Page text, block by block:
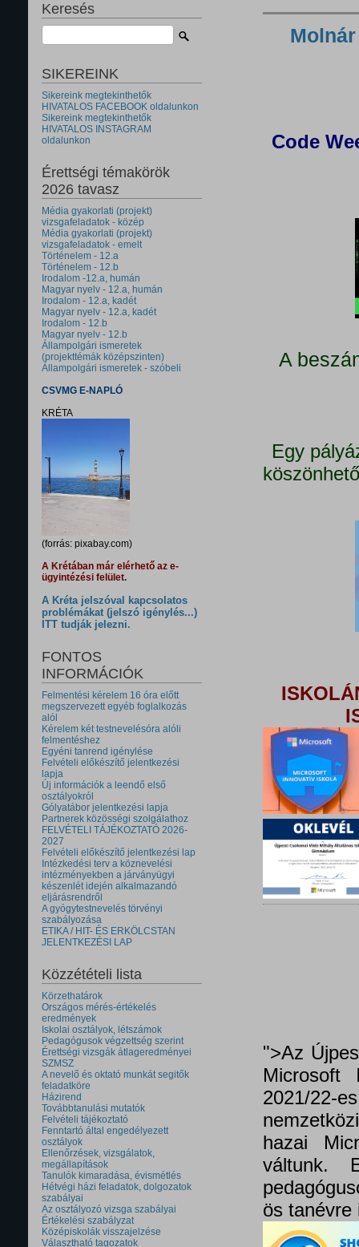
Keresés
SIKEREINK
Sikereink megtekinthetők
HIVATALOS FACEBOOK oldalunkon
Sikereink megtekinthetők
HIVATALOS INSTAGRAM
oldalunkon
Érettségi témakörök
2026 tavasz
Média gyakorlati (projekt)
vizsgafeladatok - közép
Média gyakorlati (projekt)
vizsgafeladatok - emelt
Történelem - 12.a
Történelem - 12.b
Irodalom -12.a, humán
Magyar nyelv - 12.a, humán
Irodalom - 12.a, kadét
Magyar nyelv - 12.a, kadét
Irodalom - 12.b
Magyar nyelv - 12.b
Állampolgári ismeretek
(projekttémák középszinten)
Állampolgári ismeretek - szóbeli
CSVMG E-NAPLÓ
KRÉTA
(forrás: pixabay.com)
A Krétában már elérhető az e-
ügyintézési felület.
A Kréta jelszóval kapcsolatos
problémákat (jelszó igénylés...)
ITT tudják jelezni.
FONTOS
INFORMÁCIÓK
Felmentési kérelem 16 óra előtt
megszervezett egyéb foglalkozás
alól
Kérelem két testnevelésóra alóli
felmentéshez
Egyéni tanrend igénylése
Felvételi előkészítő jelentkezési
lapja
Új információk a leendő első
osztályokról
Gólyatábor jelentkezési lapja
Partnerek közösségi szolgálathoz
FELVÉTELI TÁJÉKOZTATÓ 2026-
2027
Felvételi előkészítő jelentkezési lap
Intézkedési terv a köznevelési
intézményekben a járványügyi
készenlét idején alkalmazandó
eljárásrendről
A gyógytestnevelés törvényi
szabályozása
ETIKA / HIT- ÉS ERKÖLCSTAN
JELENTKEZÉSI LAP
Közzétételi lista
Körzethatárok
Országos mérés-értékelés
eredmények
Iskolai osztályok, létszámok
Pedagógusok végzettség szerint
Érettségi vizsgák átlageredményei
SZMSZ
A nevelő és oktató munkát segitők
feladatköre
Házirend
Továbbtanulási mutatók
Felvételi tájékoztató
Fenntartó által engedélyezett
osztályok
Ellenőrzések, vizsgálatok,
megállapítások
Tanulók kimaradása, évismétlés
Hétvégi házi feladatok, dolgozatok
szabályai
Az osztályozó vizsga szabályai
Értékelési szabályzat
Középiskolák visszajelzése
Választható tagozatok
Code
A
Egy
">Az
Microsoft
2021/
hazai
váltunk.
ös tanévre